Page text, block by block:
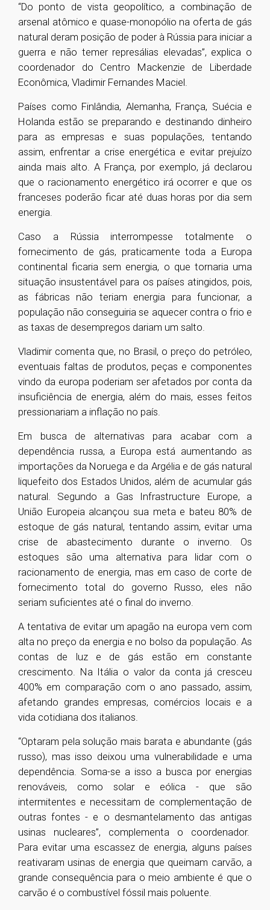
“Do ponto de vista geopolítico, a combinação de
arsenal atômico e quase-monopólio na oferta de gás
natural deram posição de poder à Rússia para iniciar a
guerra e não temer represálias elevadas”, explica o
coordenador do Centro Mackenzie de Liberdade
Econômica, Vladimir Fernandes Maciel.
Países como Finlândia, Alemanha, França, Suécia e
Holanda estão se preparando e destinando dinheiro
para as empresas e suas populações, tentando
assim, enfrentar a crise energética e evitar prejuízo
ainda mais alto. A França, por exemplo, já declarou
que o racionamento energético irá ocorrer e que os
franceses poderão ficar até duas horas por dia sem
energia.
Caso a Rússia interrompesse totalmente o
fornecimento de gás, praticamente toda a Europa
continental ficaria sem energia, o que tornaria uma
situação insustentável para os países atingidos, pois,
as fábricas não teriam energia para funcionar, a
população não conseguiria se aquecer contra o frio e
as taxas de desempregos dariam um salto.
Vladimir comenta que, no Brasil, o preço do petróleo,
eventuais faltas de produtos, peças e componentes
vindo da europa poderiam ser afetados por conta da
insuficiência de energia, além do mais, esses feitos
pressionariam a inflação no país.
Em busca de alternativas para acabar com a
dependência russa, a Europa está aumentando as
importações da Noruega e da Argélia e de gás natural
liquefeito dos Estados Unidos, além de acumular gás
natural. Segundo a Gas Infrastructure Europe, a
União Europeia alcançou sua meta e bateu 80% de
estoque de gás natural, tentando assim, evitar uma
crise de abastecimento durante o inverno. Os
estoques são uma alternativa para lidar com o
racionamento de energia, mas em caso de corte de
fornecimento total do governo Russo, eles não
seriam suficientes até o final do inverno.
A tentativa de evitar um apagão na europa vem com
alta no preço da energia e no bolso da população. As
contas de luz e de gás estão em constante
crescimento. Na Itália o valor da conta já cresceu
400% em comparação com o ano passado, assim,
afetando grandes empresas, comércios locais e a
vida cotidiana dos italianos.
“Optaram pela solução mais barata e abundante (gás
russo), mas isso deixou uma vulnerabilidade e uma
dependência. Soma-se a isso a busca por energias
renováveis, como solar e eólica - que são
intermitentes e necessitam de complementação de
outras fontes - e o desmantelamento das antigas
usinas nucleares”, complementa o coordenador.
Para evitar uma escassez de energia, alguns países
reativaram usinas de energia que queimam carvão, a
grande consequência para o meio ambiente é que o
carvão é o combustível fóssil mais poluente.